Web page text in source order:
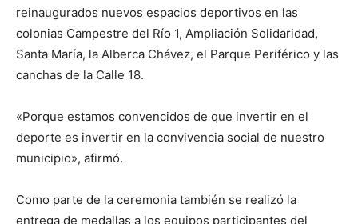
reinaugurados nuevos espacios deportivos en las
colonias Campestre del Río 1, Ampliación Solidaridad,
Santa María, la Alberca Chávez, el Parque Periférico y las
canchas de la Calle 18.
«Porque estamos convencidos de que invertir en el
deporte es invertir en la convivencia social de nuestro
municipio», afirmó.
Como parte de la ceremonia también se realizó la
entrega de medallas a los equipos participantes del